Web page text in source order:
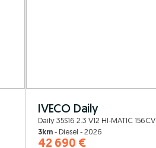
IVECO Daily
Daily 35S16 2.3 V12 HI-MATIC 156CV
3km - Diesel - 2026
42 690 €